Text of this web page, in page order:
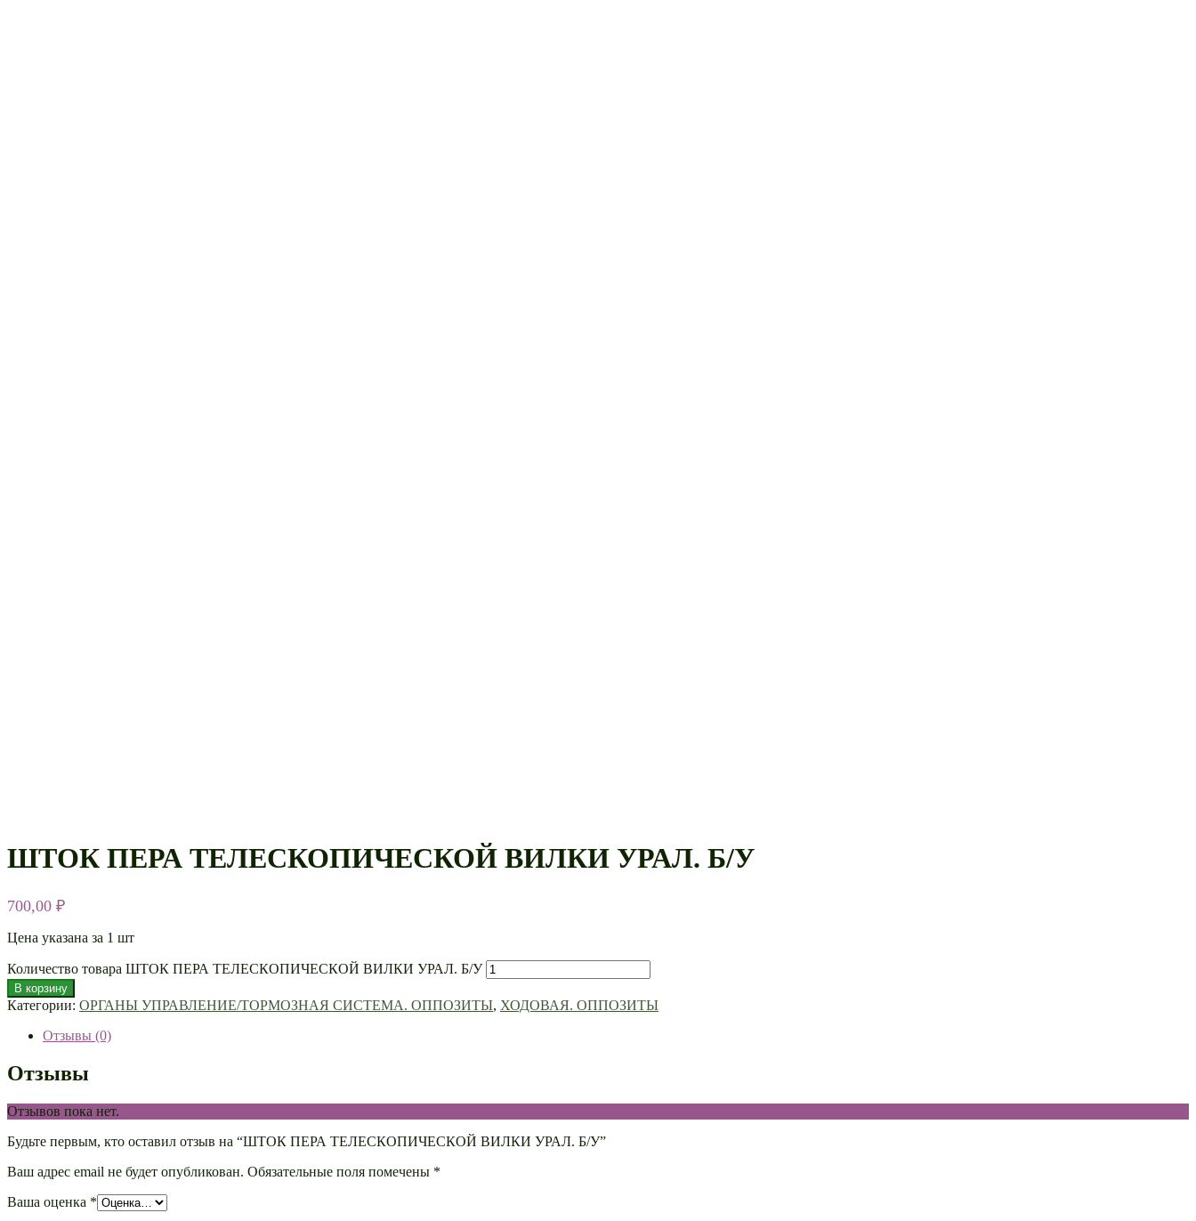
ШТОК ПЕРА ТЕЛЕСКОПИЧЕСКОЙ ВИЛКИ УРАЛ. Б/У
700,00 ₽
Цена указана за 1 шт
Количество товара ШТОК ПЕРА ТЕЛЕСКОПИЧЕСКОЙ ВИЛКИ УРАЛ. Б/У
В корзину
Категории: ОРГАНЫ УПРАВЛЕНИЕ/ТОРМОЗНАЯ СИСТЕМА. ОППОЗИТЫ, ХОДОВАЯ. ОППОЗИТЫ
Отзывы (0)
Отзывы
Отзывов пока нет.
Будьте первым, кто оставил отзыв на “ШТОК ПЕРА ТЕЛЕСКОПИЧЕСКОЙ ВИЛКИ УРАЛ. Б/У”
Ваш адрес email не будет опубликован. Обязательные поля помечены *
Ваша оценка *